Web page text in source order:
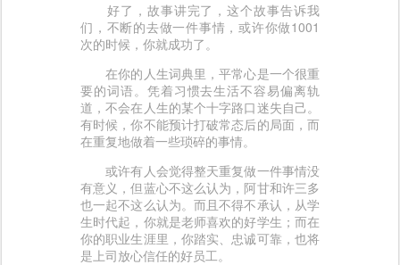
好了，故事讲完了，这个故事告诉我
们，不断的去做一件事情，或许你做1001
次的时候，你就成功了。
在你的人生词典里，平常心是一个很重
要的词语。凭着习惯去生活不容易偏离轨
道，不会在人生的某个十字路口迷失自己。
有时候，你不能预计打破常态后的局面，而
在重复地做着一些琐碎的事情。
或许有人会觉得整天重复做一件事情没
有意义，但蓝心不这么认为，阿甘和许三多
也一起不这么认为。而且不得不承认，从学
生时代起，你就是老师喜欢的好学生；而在
你的职业生涯里，你踏实、忠诚可靠，也将
是上司放心信任的好员工。